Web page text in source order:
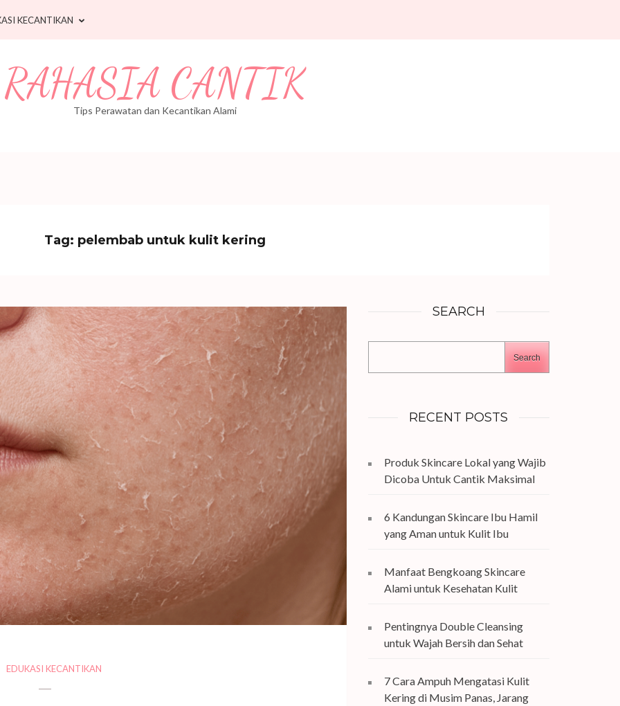
KECANTIKAN
RAHASIA CANTIK
Tips Perawatan dan Kecantikan Alami
Tag: pelembab untuk kulit kering
EDUKASI KECANTIKAN
SEARCH
Search
RECENT POSTS
Produk Skincare Lokal yang Wajib
Dicoba Untuk Cantik Maksimal
6 Kandungan Skincare Ibu Hamil
yang Aman untuk Kulit Ibu
Manfaat Bengkoang Skincare
Alami untuk Kesehatan Kulit
Pentingnya Double Cleansing
untuk Wajah Bersih dan Sehat
7 Cara Ampuh Mengatasi Kulit
Kering di Musim Panas, Jarang